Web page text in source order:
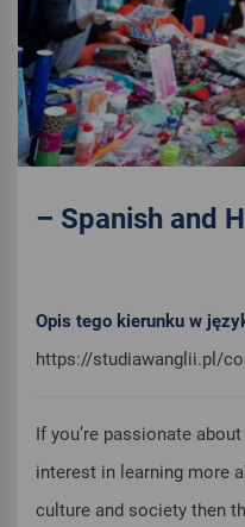
– Spanish and
Opis tego kierunku w
https://studiawanglii.pl/
If you’re passionate
interest in learning more
culture and society then